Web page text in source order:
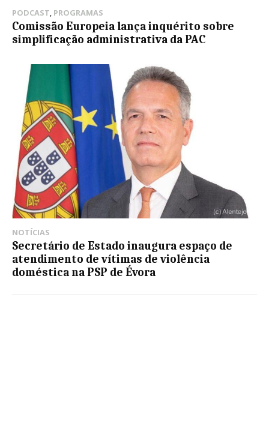
PODCAST, PROGRAMAS
Comissão Europeia lança inquérito sobre
simplificação administrativa da PAC
NOTÍCIAS
Secretário de Estado inaugura espaço de
atendimento de vítimas de violência
doméstica na PSP de Évora